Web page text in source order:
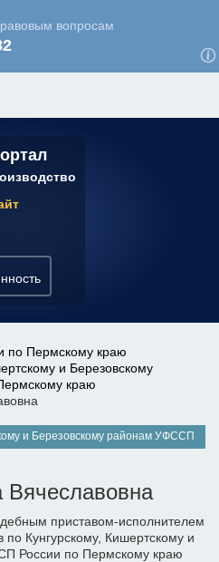
по Пермскому краю
и Березовскому
краю
и Березовскому районам УФССП
Вячеславовна
приставом-исполнителем
по Кунгурскому, Кишертскому и
России по Пермскому краю